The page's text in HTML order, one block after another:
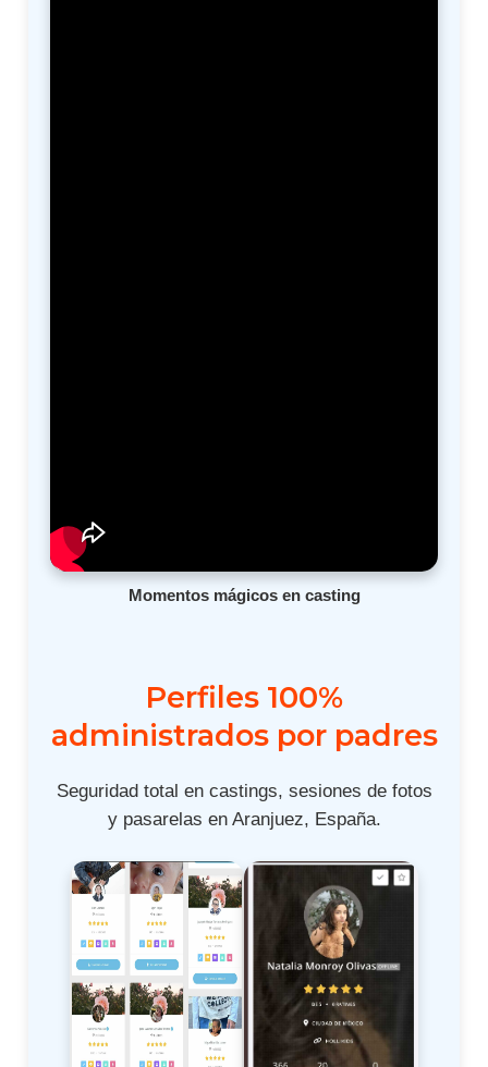
Momentos mágicos en casting
Perfiles 100%
administrados por padres
Seguridad total en castings, sesiones de fotos
y pasarelas en Aranjuez, España.